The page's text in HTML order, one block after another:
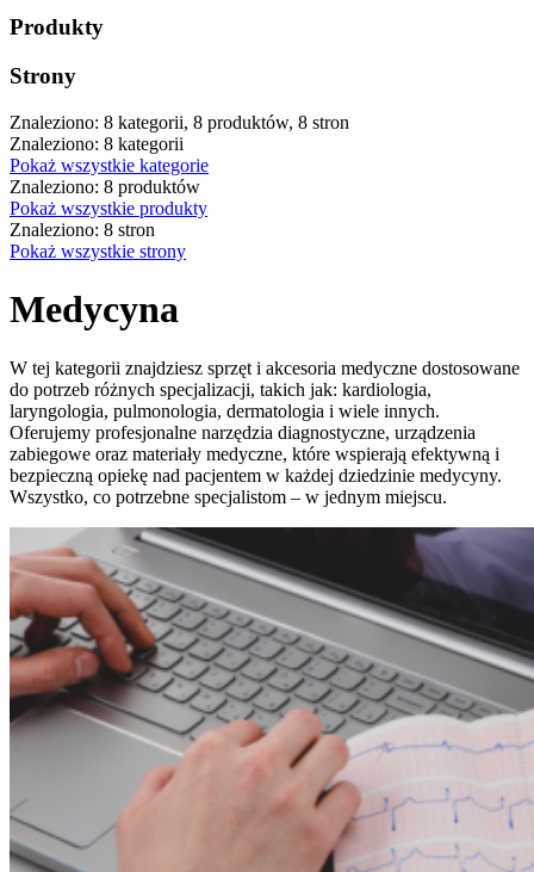
Produkty
Strony
Znaleziono: 8 kategorii, 8 produktów, 8 stron
Znaleziono: 8 kategorii
Pokaż wszystkie kategorie
Znaleziono: 8 produktów
Pokaż wszystkie produkty
Znaleziono: 8 stron
Pokaż wszystkie strony
Medycyna
W tej kategorii znajdziesz sprzęt i akcesoria medyczne dostosowane
do potrzeb różnych specjalizacji, takich jak: kardiologia,
laryngologia, pulmonologia, dermatologia i wiele innych.
Oferujemy profesjonalne narzędzia diagnostyczne, urządzenia
zabiegowe oraz materiały medyczne, które wspierają efektywną i
bezpieczną opiekę nad pacjentem w każdej dziedzinie medycyny.
Wszystko, co potrzebne specjalistom – w jednym miejscu.